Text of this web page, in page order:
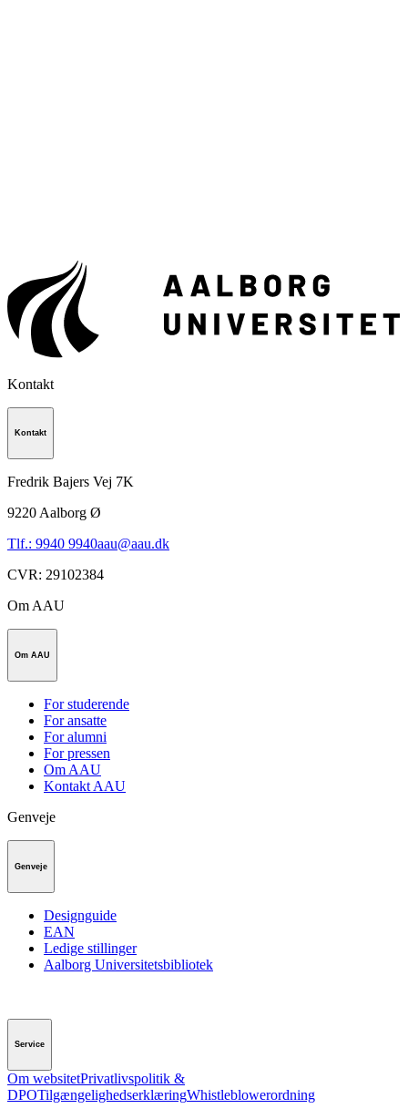
Kontakt
Kontakt
Fredrik Bajers Vej 7K
9220 Aalborg Ø
Tlf.: 9940 9940aau@aau.dk
CVR: 29102384
Om AAU
Om AAU
For studerende
For ansatte
For alumni
For pressen
Om AAU
Kontakt AAU
Genveje
Genveje
Designguide
EAN
Ledige stillinger
Aalborg Universitetsbibliotek
Service
Om websitetPrivatlivspolitik &
DPOTilgængelighedserklæringWhistleblowerordning